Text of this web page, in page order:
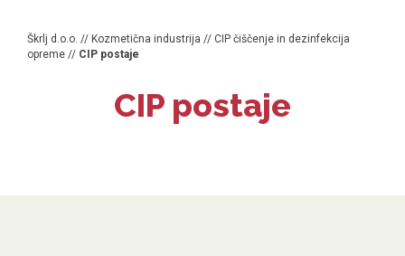
Škrlj d.o.o. // Kozmetična industrija // CIP čiščenje in dezinfekcija
opreme // CIP postaje
CIP postaje